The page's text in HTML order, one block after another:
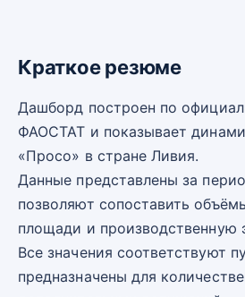
Краткое резюме
Дашборд построен по
ФАОСТАТ и показывает
«Просо» в стране Ливия.
Данные представлены за
позволяют сопоставить
площади и производственную
Все значения соответствуют
предназначены для